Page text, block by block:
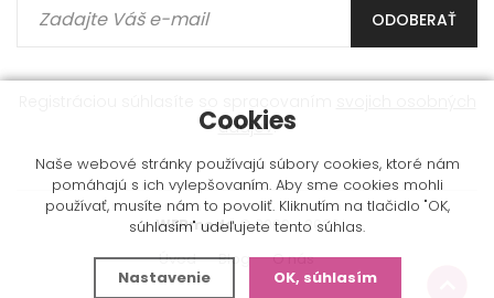
ODOBERAŤ
údajov.
WEBmoda© 2009 - 2026
Úvod
Blog O nás
Cookies
Naše webové stránky používajú súbory cookies, ktoré nám
pomáhajú s ich vylepšovaním. Aby sme cookies mohli
používať, musíte nám to povoliť. Kliknutím na tlačidlo "OK,
súhlasím" udeľujete tento súhlas.
Nastavenie OK, súhlasím